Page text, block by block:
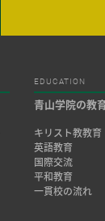
EDUCATION
青山学院の教
キリスト教教育
英語教育
国際交流
平和教育
一貫校の流れ